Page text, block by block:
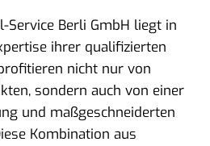
Service Berli GmbH liegt in
ihrer qualifizierten
nicht nur von
sondern auch von einer
und maßgeschneiderten
Kombination aus